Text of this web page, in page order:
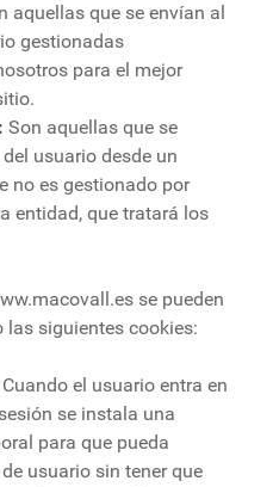
aquellas que se envían al
gestionadas
para el mejor
Son aquellas que se
usuario desde un
no es gestionado por
entidad, que tratará los
se pueden
siguientes cookies:
Cuando el usuario entra en
se instala una
para que pueda
usuario sin tener que